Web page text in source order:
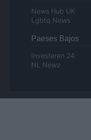
News Hub UK
Lgbtq News
Paeses Bajos
Investeren 24
NL Newz